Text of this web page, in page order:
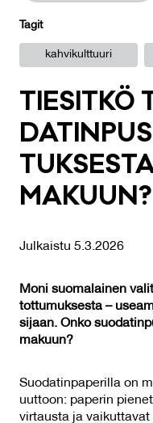
Tagit
kahvikulttuuri
TIE­SIT­KÖ
MA­KUUN?
Julkaistu 5.3.2026
Moni suomalainen
tottumuksesta –
sijaan. Onko
makuun?
Suodatinpaperilla on
uuttoon: paperin
virtausta ja